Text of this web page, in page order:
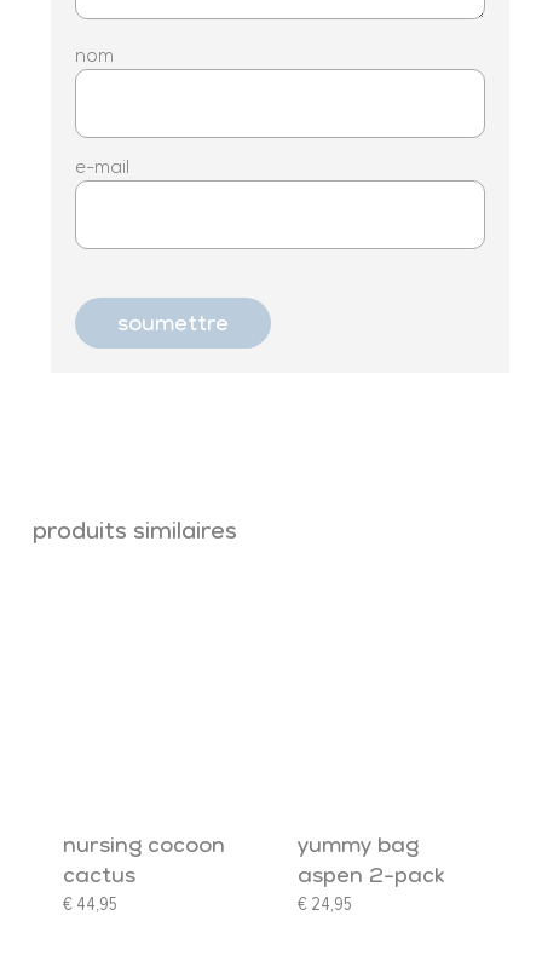
nom
e-mail
produits similaires
nursing cocoon
cactus
€44,95
yummy bag
aspen 2-pack
€ 24,95